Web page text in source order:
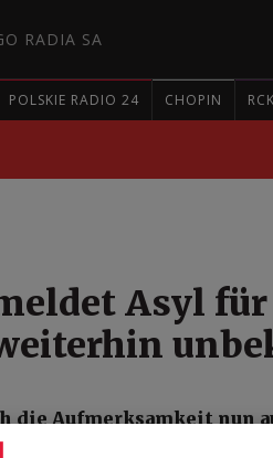
RADIA SA
POLSKIE RADIO 24 CHOPIN
Asyl
die Aufmerksamkeit nun
Ziobro, der sich im